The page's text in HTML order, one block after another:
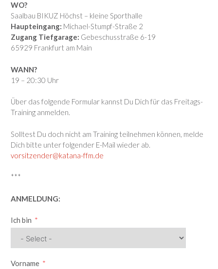
WO?
Saalbau BIKUZ Höchst – kleine Sporthalle
Haupteingang: Michael-Stumpf-Straße 2
Zugang Tiefgarage: Gebeschusstraße 6-19
65929 Frankfurt am Main
WANN?
19 – 20:30 Uhr
Über das folgende Formular kannst Du Dich für das Freitags-
Training anmelden.
Solltest Du doch nicht am Training teilnehmen können, melde
Dich bitte unter folgender E-Mail wieder ab.
vorsitzender@katana-ffm.de
***
ANMELDUNG:
Ich bin
Vorname